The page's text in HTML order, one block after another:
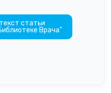
статьи
Врача"